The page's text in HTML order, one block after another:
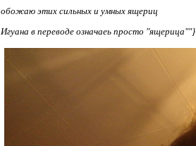
обожаю этих сильных и умных ящериц
Игуана в переводе означаеь просто "ящерица""}